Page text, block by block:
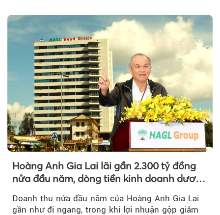
Hoàng Anh Gia Lai lãi gần 2.300 tỷ đồng
nửa đầu năm, dòng tiền kinh doanh dương
Doanh thu nửa đầu năm của Hoàng Anh Gia Lai
gần như đi ngang, trong khi lợi nhuận gộp giảm